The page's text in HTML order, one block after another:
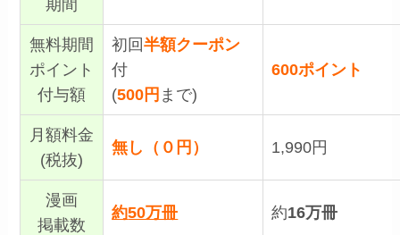
期間
無料期間
ポイント
付与額
初回半額クーポン
付
(500円 まで)
600ポイント
月額料金
(税抜)
無し（０円） 1,990円
漫画
掲載数
約50万冊 約16万冊